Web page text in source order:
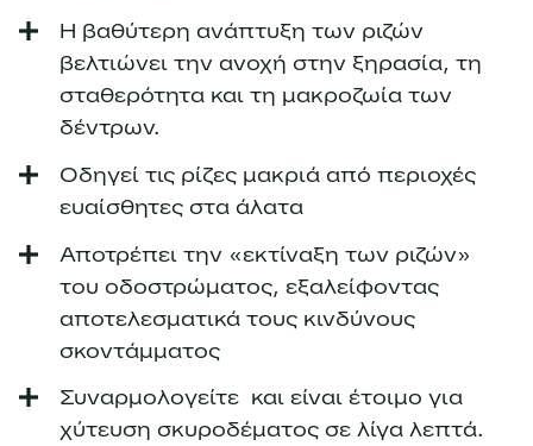
Η βαθύτερη ανάπτυξη των ριζών
βελτιώνει την ανοχή στην ξηρασία, τη
σταθερότητα και τη μακροζωία των
δέντρων.
Οδηγεί τις ρίζες μακριά από περιοχές
ευαίσθητες στα άλατα
Αποτρέπει την «εκτίναξη των ριζών»
του οδοστρώματος, εξαλείφοντας
αποτελεσματικά τους κινδύνους
σκοντάμματος
Συναρμολογείτε και είναι έτοιμο για
χύτευση σκυροδέματος σε λίγα λεπτά.